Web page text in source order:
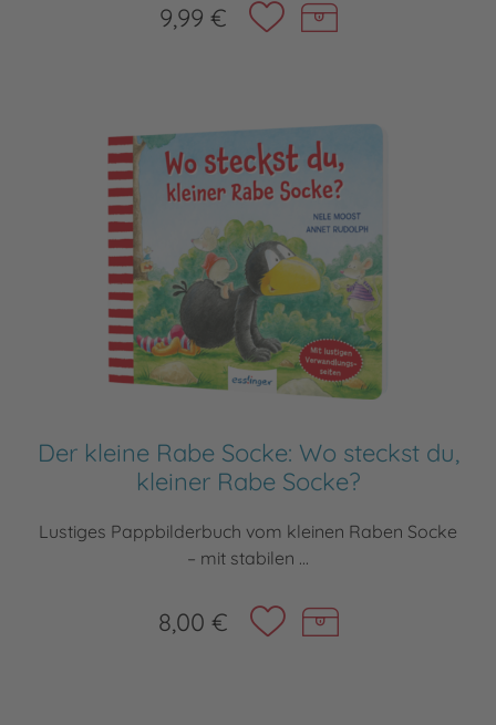
9,99 €
Der kleine Rabe Socke: Wo steckst du,
kleiner Rabe Socke?
Lustiges Pappbilderbuch vom kleinen Raben Socke
– mit stabilen ...
8,00 €